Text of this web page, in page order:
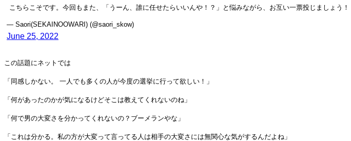
こちらこそです。今回もまた、「うーん、誰に任せたらいいんや！？」と悩みながら、お互い一票投じましょう！
— Saori(SEKAINOOWARI) (@saori_skow)
June 25, 2022
この話題にネットでは
「同感しかない。 一人でも多くの人が今度の選挙に行って欲しい！」
「何があったのかが気になるけどそこは教えてくれないのね」
「何で男の大変さを分かってくれないの？ブーメランやな」
「これは分かる。私の方が大変って言ってる人は相手の大変さには無関心な気がするんだよね」